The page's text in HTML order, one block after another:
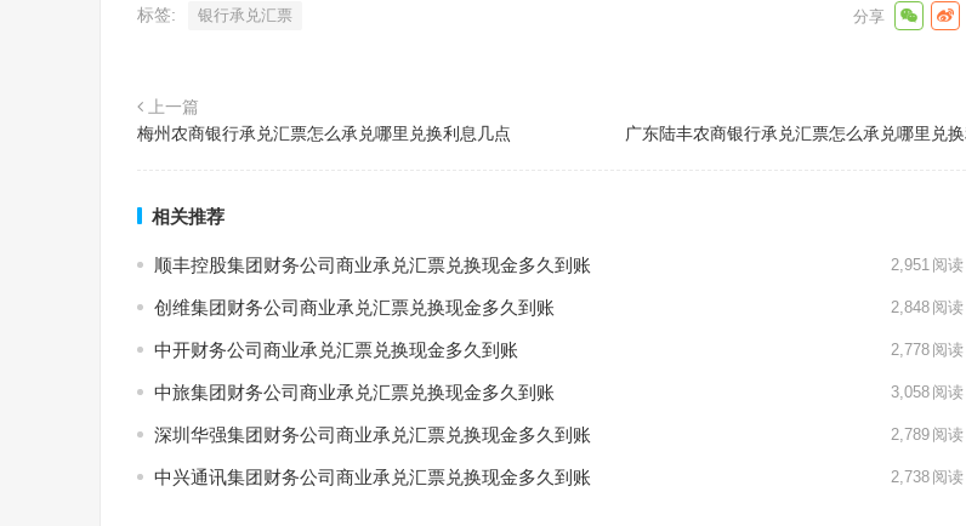
标签: 银行承兑汇票
上一篇
梅州农商银行承兑汇票怎么承兑哪里兑换利息几点
广东陆丰农商银行承兑汇票怎么承兑哪里兑
相关推荐
顺丰控股集团财务公司商业承兑汇票兑换现金多久到账 2,951 阅读
创维集团财务公司商业承兑汇票兑换现金多久到账 2,848 阅读
中开财务公司商业承兑汇票兑换现金多久到账 2,778 阅读
中旅集团财务公司商业承兑汇票兑换现金多久到账 3,058 阅读
深圳华强集团财务公司商业承兑汇票兑换现金多久到账 2,789 阅读
中兴通讯集团财务公司商业承兑汇票兑换现金多久到账 2,738 阅读